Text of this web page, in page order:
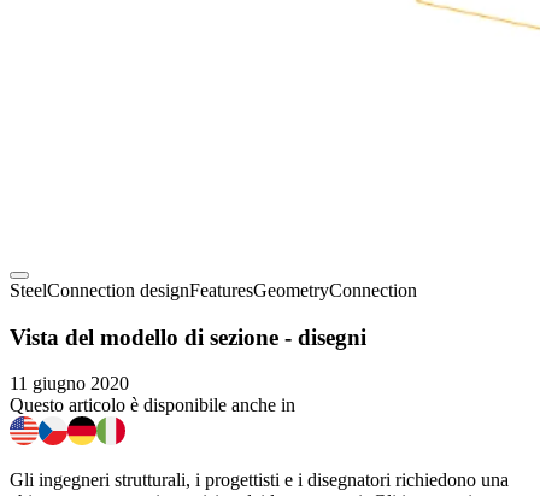
SteelConnection designFeaturesGeometryConnection
Vista del modello di sezione - disegni
11 giugno 2020
Questo articolo è disponibile anche in
Gli ingegneri strutturali, i progettisti e i disegnatori richiedono una